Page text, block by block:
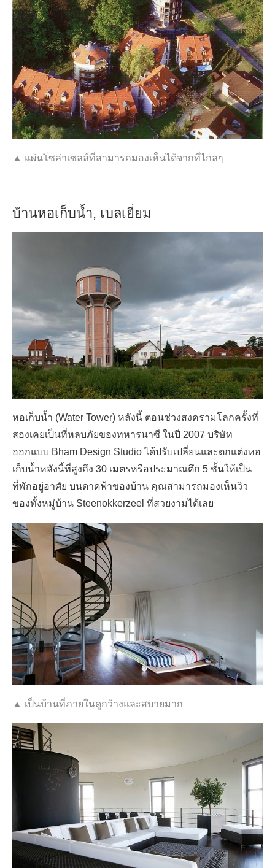
▲ แผ่นโซล่าเซลล์ที่สามารถมองเห็นได้จากที่ไกลๆ
บ้านหอเก็บน้ำ, เบลเยี่ยม
หอเก็บน้ำ (Water Tower) หลังนี้ ตอนช่วงสงครามโลกครั้งที่
สองเคยเป็นที่หลบภัยของทหารนาซี ในปี 2007 บริษัท
ออกแบบ Bham Design Studio ได้ปรับเปลี่ยนและตกแต่งหอ
เก็บน้ำหลังนี้ที่สูงถึง 30 เมตรหรือประมาณตึก 5 ชั้นให้เป็น
ที่พักอยู่อาศัย บนดาดฟ้าของบ้าน คุณสามารถมองเห็นวิว
ของทั้งหมู่บ้าน Steenokkerzeel ที่สวยงามได้เลย
▲ เป็นบ้านที่ภายในดูกว้างและสบายมาก